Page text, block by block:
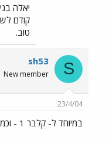
יאלה
קודם
טוב.
S
sh53
New member
23/4/04
במיוחד ל- קלבר 1 - וכמובן גם לחברים